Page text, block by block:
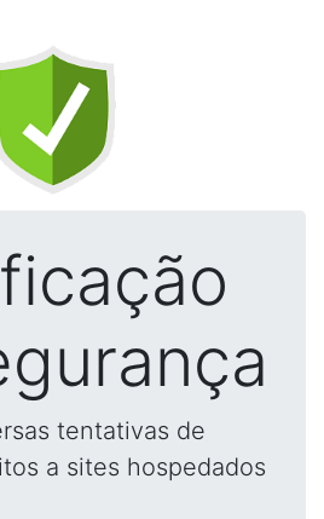
tentativas de
a sites hospedados